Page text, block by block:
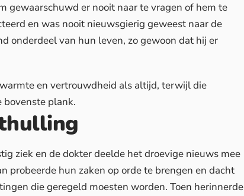
gewaarschuwd er nooit naar te vragen of hem te
en was nooit nieuwsgierig geweest naar de
onderdeel van hun leven, zo gewoon dat hij er
en vertrouwdheid als altijd, terwijl die
bovenste plank.
ziek en de dokter deelde het droevige nieuws mee
probeerde hun zaken op orde te brengen en dacht
die geregeld moesten worden. Toen herinnerde